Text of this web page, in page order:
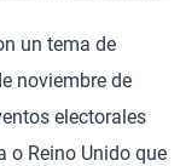
un tema de
noviembre de
electorales
o Reino Unido que